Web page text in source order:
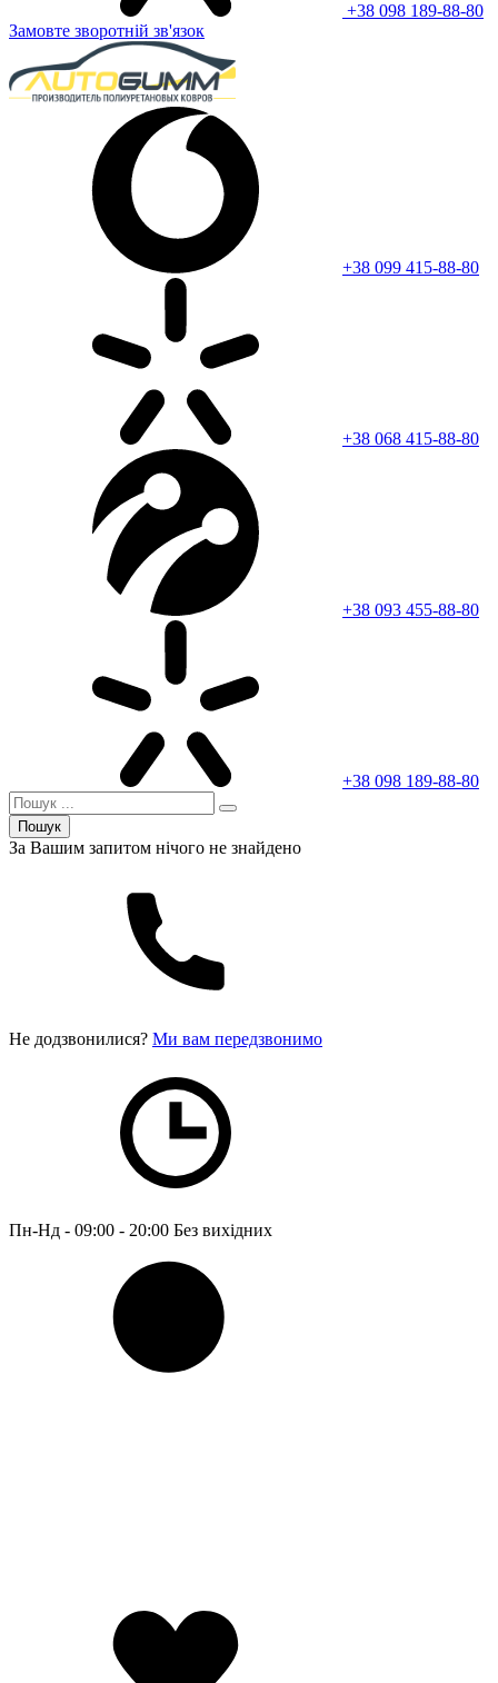
+38 098 189-88-80
Замовте зворотній зв'язок
+38 099 415-88-80
+38 068 415-88-80
+38 093 455-88-80
+38 098 189-88-80
Пошук
За Вашим запитом нічого не знайдено
Не додзвонилися? Ми вам передзвонимо
Пн-Нд - 09:00 - 20:00 Без вихідних